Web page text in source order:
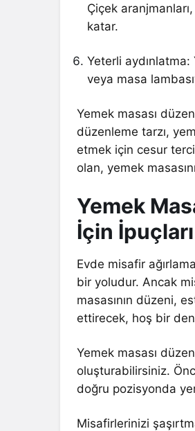
Çiçek
katar.
Yeterli
veya masa
Yemek masası
düzenleme tarzı,
etmek için cesur
olan, yemek
Yemek
İçin İpuçları
Evde misafir
bir yoludur. Ancak
masasının düzeni,
ettirecek, hoş bir
Yemek masası
oluşturabilirsiniz.
doğru pozisyonda
Misafirlerinizi